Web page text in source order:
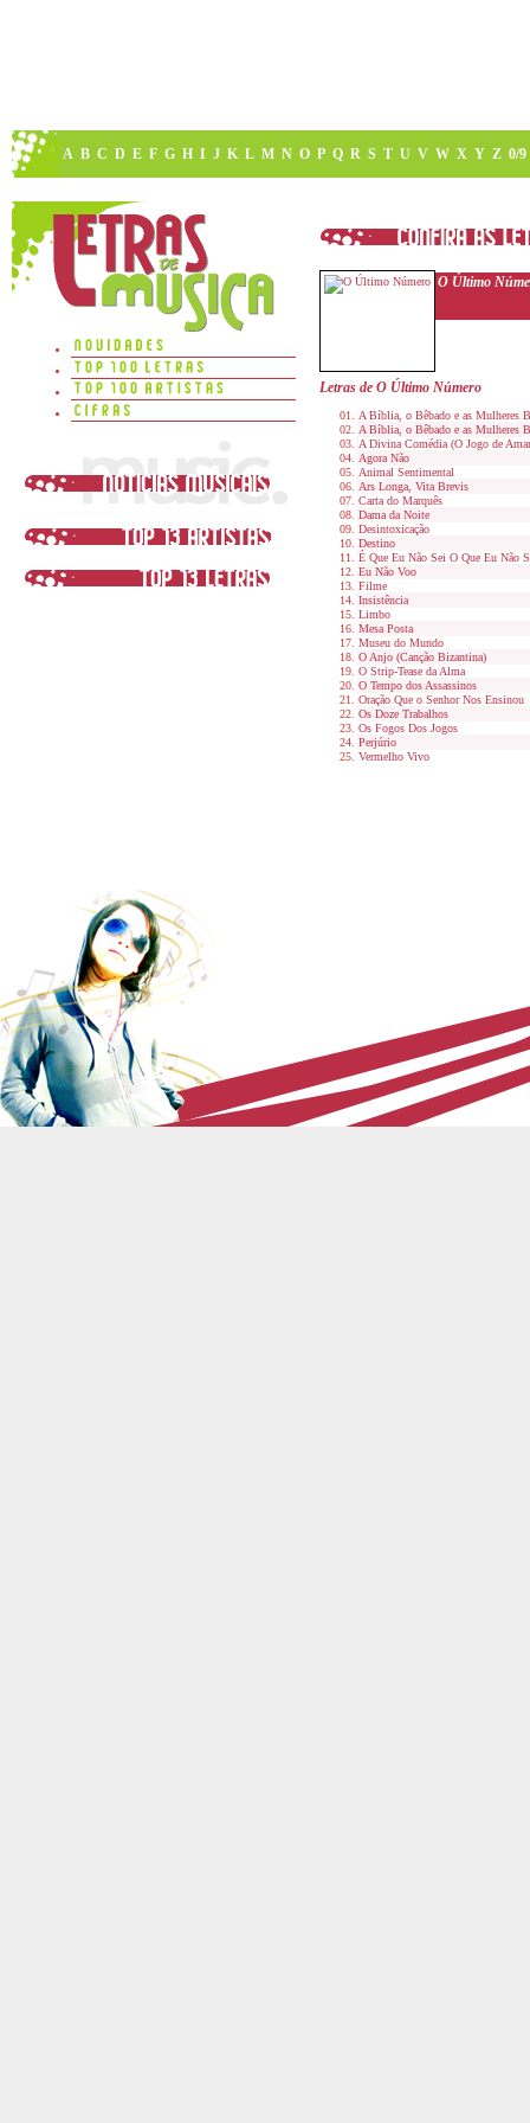
A B C D E F G H I J K L M N O P Q R S T U V W X Y Z 0/9
O Último
Letras de O Último Número
A Bíblia, o Bêbado e as Mulheres
A Bíblia, o Bêbado e as Mulheres
A Divina Comédia (O Jogo de
Agora Não
Animal Sentimental
Ars Longa, Vita Brevis
Carta do Marquês
Dama da Noite
Desintoxicação
Destino
É Que Eu Não Sei O Que Eu Não
Eu Não Voo
Filme
Insistência
Limbo
Mesa Posta
Museu do Mundo
O Anjo (Canção Bizantina)
O Strip-Tease da Alma
O Tempo dos Assassinos
Oração Que o Senhor Nos Ensinou
Os Doze Trabalhos
Os Fogos Dos Jogos
Perjúrio
Vermelho Vivo